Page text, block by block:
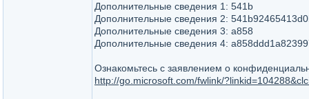
Дополнительные сведения 1: 541b
Дополнительные сведения 2:
Дополнительные сведения 3: a858
Дополнительные сведения 4:
Ознакомьтесь с заявлением о
http://go.microsoft.com/fwlink/